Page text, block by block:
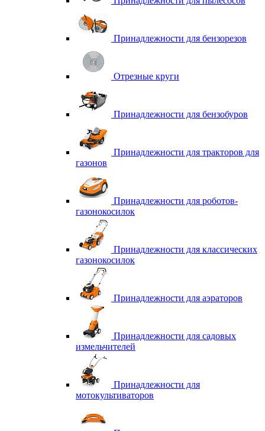
Принадлежности для бензорезов
Отрезные круги
Принадлежности для бензобуров
Принадлежности для тракторов для
газонов
Принадлежности для роботов-
газонокосилок
Принадлежности для классических
газонокосилок
Принадлежности для аэраторов
Принадлежности для садовых
измельчителей
Принадлежности для
мотокультиваторов